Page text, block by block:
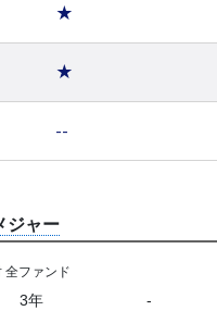
★
★
--
ジャー
全ファンド
3年 -